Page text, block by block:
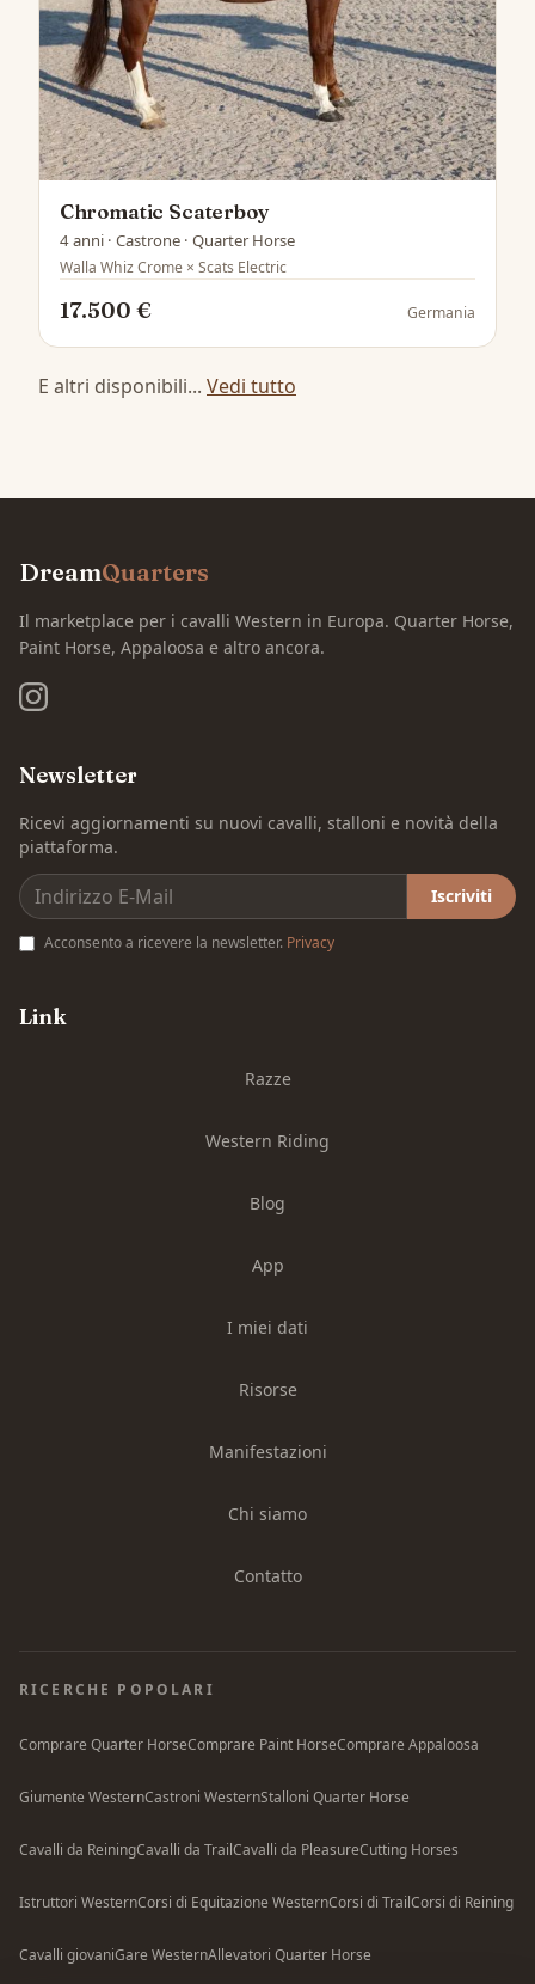
Chromatic Scaterboy
4 anni · Castrone · Quarter Horse
Walla Whiz Crome × Scats Electric
17.500 € Germania
E altri disponibili... Vedi tutto
DreamQuarters
Il marketplace per i cavalli Western in Europa. Quarter Horse,
Paint Horse, Appaloosa e altro ancora.
Newsletter
Ricevi aggiornamenti su nuovi cavalli, stalloni e novità della
piattaforma.
Iscriviti
Acconsento a ricevere la newsletter. Privacy
Link
Razze
Western Riding
Blog
App
I miei dati
Risorse
Manifestazioni
Chi siamo
Contatto
RICERCHE POPOLARI
Comprare Quarter HorseComprare Paint HorseComprare Appaloosa
Giumente WesternCastroni WesternStalloni Quarter Horse
Cavalli da ReiningCavalli da TrailCavalli da PleasureCutting Horses
Istruttori WesternCorsi di Equitazione WesternCorsi di TrailCorsi di Reining
Cavalli giovaniGare WesternAllevatori Quarter Horse